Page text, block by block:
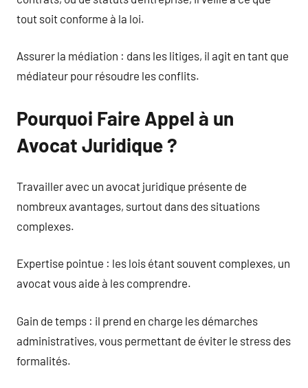
tout soit conforme à la loi.
Assurer la médiation : dans les litiges, il agit en tant que
médiateur pour résoudre les conflits.
Pourquoi Faire Appel à un
Avocat Juridique ?
Travailler avec un avocat juridique présente de
nombreux avantages, surtout dans des situations
complexes.
Expertise pointue : les lois étant souvent complexes, un
avocat vous aide à les comprendre.
Gain de temps : il prend en charge les démarches
administratives, vous permettant de éviter le stress des
formalités.